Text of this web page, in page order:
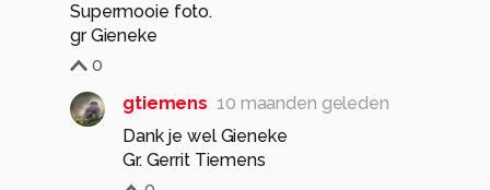
Supermooie foto.
gr Gieneke
0
gtiemens 10 maanden geleden
Dank je wel Gieneke
Gr. Gerrit Tiemens